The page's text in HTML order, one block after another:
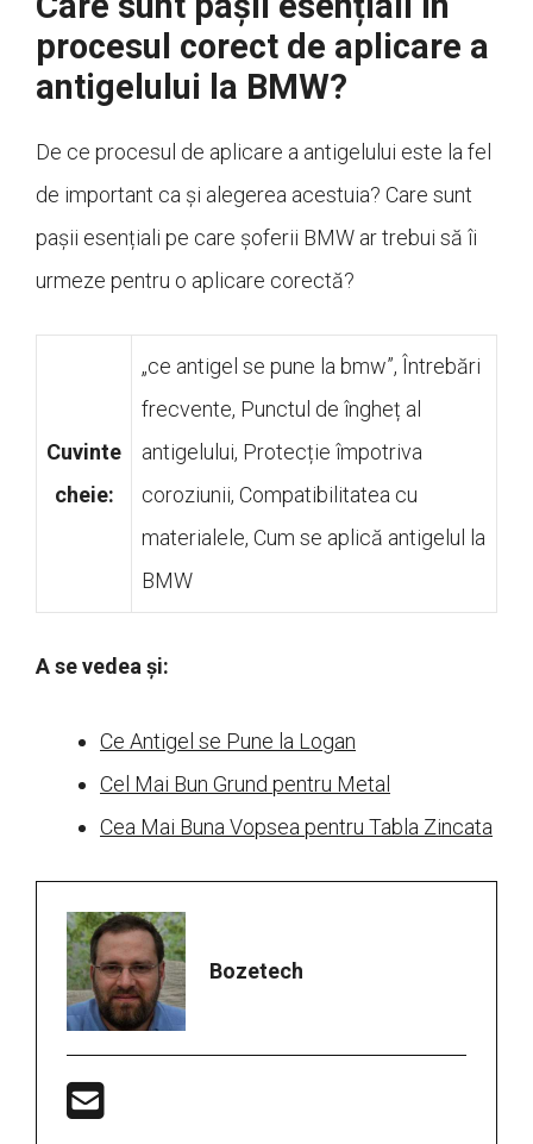
procesul corect de aplicare a
antigelului la BMW?
De ce procesul de aplicare a antigelului este la fel
de important ca și alegerea acestuia? Care sunt
pașii esențiali pe care șoferii BMW ar trebui să îi
urmeze pentru o aplicare corectă?
Cuvinte
cheie:
„ce antigel se pune la bmw”, Întrebări
frecvente, Punctul de îngheț al
antigelului, Protecție împotriva
coroziunii, Compatibilitatea cu
materialele, Cum se aplică antigelul la
BMW
A se vedea și:
Ce Antigel se Pune la Logan
Cel Mai Bun Grund pentru Metal
Cea Mai Buna Vopsea pentru Tabla Zincata
Bozetech